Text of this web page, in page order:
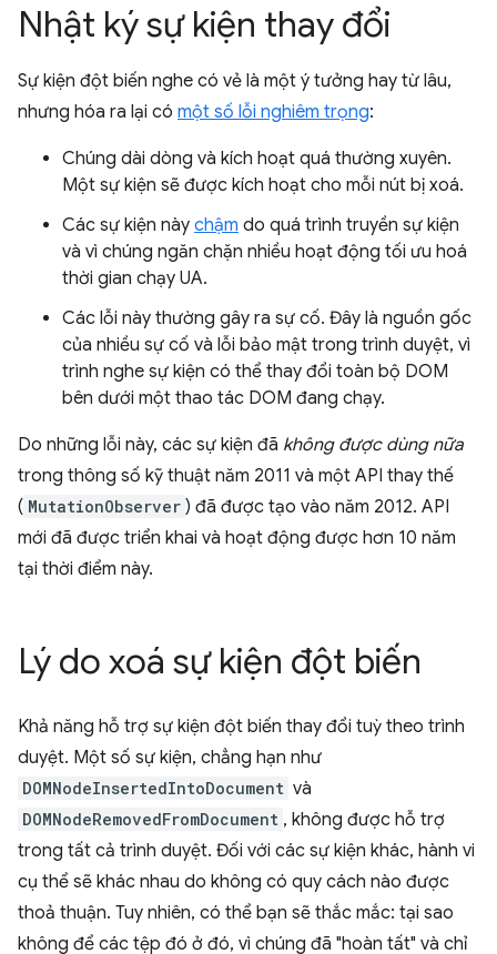
Nhật ký sự kiện thay đổi
Sự kiện đột biến nghe có vẻ là một ý tưởng hay từ lâu,
nhưng hóa ra lại có một số lỗi nghiêm trọng:
Chúng dài dòng và kích hoạt quá thường xuyên.
Một sự kiện sẽ được kích hoạt cho mỗi nút bị xoá.
Các sự kiện này chậm do quá trình truyền sự kiện
và vì chúng ngăn chặn nhiều hoạt động tối ưu hoá
thời gian chạy UA.
Các lỗi này thường gây ra sự cố. Đây là nguồn gốc
của nhiều sự cố và lỗi bảo mật trong trình duyệt, vì
trình nghe sự kiện có thể thay đổi toàn bộ DOM
bên dưới một thao tác DOM đang chạy.
Do những lỗi này, các sự kiện đã không được dùng nữa
trong thông số kỹ thuật năm 2011 và một API thay thế
( MutationObserver ) đã được tạo vào năm 2012. API
mới đã được triển khai và hoạt động được hơn 10 năm
tại thời điểm này.
Lý do xoá sự kiện đột biến
Khả năng hỗ trợ sự kiện đột biến thay đổi tuỳ theo trình
duyệt. Một số sự kiện, chẳng hạn như
DOMNodeInsertedIntoDocument và
DOMNodeRemovedFromDocument , không được hỗ trợ
trong tất cả trình duyệt. Đối với các sự kiện khác, hành vi
cụ thể sẽ khác nhau do không có quy cách nào được
thoả thuận. Tuy nhiên, có thể bạn sẽ thắc mắc: tại sao
không để các tệp đó ở đó, vì chúng đã "hoàn tất" và chỉ